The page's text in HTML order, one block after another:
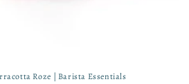
Roze | Barista Essentials